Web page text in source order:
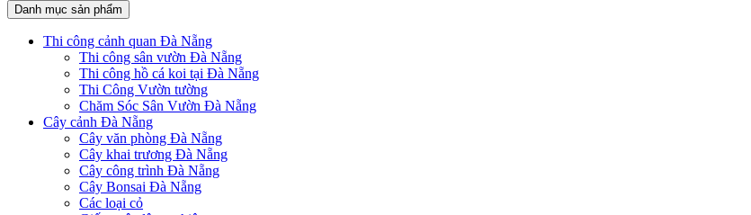
Danh mục sản phẩm
Thi công cảnh quan Đà Nẵng
Thi công sân vườn Đà Nẵng
Thi công hồ cá koi tại Đà Nẵng
Thi Công Vườn tường
Chăm Sóc Sân Vườn Đà Nẵng
Cây cảnh Đà Nẵng
Cây văn phòng Đà Nẵng
Cây khai trương Đà Nẵng
Cây công trình Đà Nẵng
Cây Bonsai Đà Nẵng
Các loại cỏ